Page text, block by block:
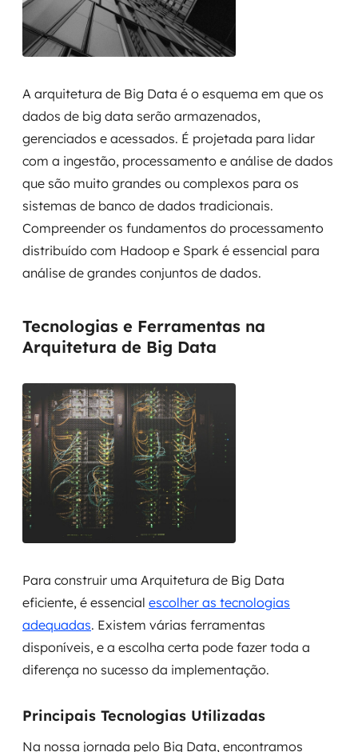
DevSecOps
MSS
Consultoria de segurança
Simulação de Phishing
Segurança de aplicações e Cloud
A arquitetura de Big Data é o esquema em que os
dados de big data serão armazenados,
gerenciados e acessados. É projetada para lidar
com a ingestão, processamento e análise de dados
que são muito grandes ou complexos para os
sistemas de banco de dados tradicionais.
Compreender os fundamentos do processamento
distribuído com Hadoop e Spark é essencial para
análise de grandes conjuntos de dados.
Tecnologias e Ferramentas na
Arquitetura de Big Data
Para construir uma Arquitetura de Big Data
eficiente, é essencial escolher as tecnologias
adequadas. Existem várias ferramentas
disponíveis, e a escolha certa pode fazer toda a
diferença no sucesso da implementação.
Principais Tecnologias Utilizadas
Na nossa jornada pelo Big Data, encontramos